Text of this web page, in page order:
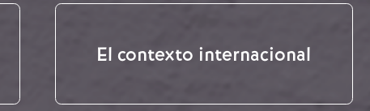
El contexto internacional